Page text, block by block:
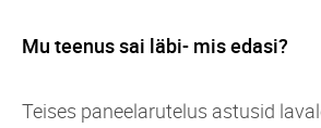
Mu teenus sai läbi- mis edasi?
Teises paneelarutelus astusid